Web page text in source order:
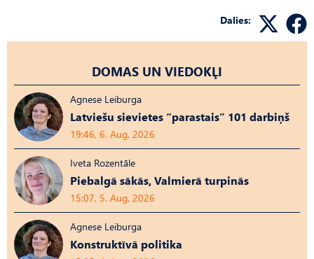
Dalies:
DOMAS UN VIEDOKĻI
Agnese Leiburga
Latviešu sievietes “parastais” 101 darbiņš
19:46, 6. Aug, 2026
Iveta Rozentāle
Piebalgā sākās, Valmierā turpinās
15:07, 5. Aug, 2026
Agnese Leiburga
Konstruktīvā politika